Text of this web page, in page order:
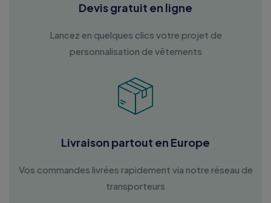
Devis gratuit en ligne
Lancez en quelques clics votre projet de
personnalisation de vêtements
Livraison partout en Europe
Vos commandes livrées rapidement via notre réseau de
transporteurs